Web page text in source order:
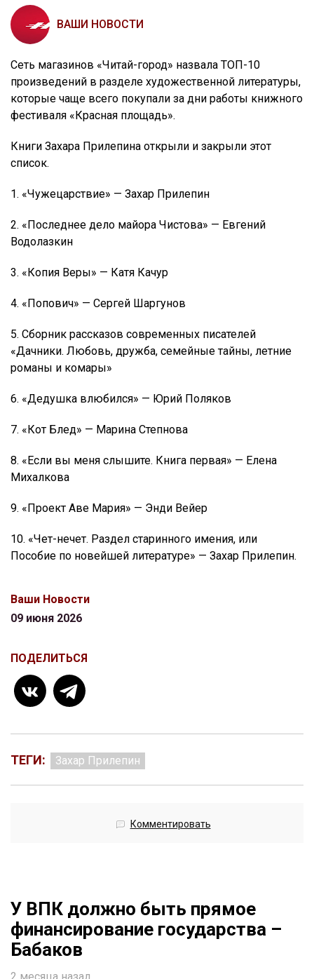
ВАШИ НОВОСТИ
Сеть магазинов «Читай-город» назвала ТОП-10
произведений в разделе художественной литературы,
которые чаще всего покупали за дни работы книжного
фестиваля «Красная площадь».
Книги Захара Прилепина открыли и закрыли этот
список.
1. «Чужецарствие» — Захар Прилепин
2. «Последнее дело майора Чистова» — Евгений
Водолазкин
3. «Копия Веры» — Катя Качур
4. «Попович» — Сергей Шаргунов
5. Сборник рассказов современных писателей
«Дачники. Любовь, дружба, семейные тайны, летние
романы и комары»
6. «Дедушка влюбился» — Юрий Поляков
7. «Кот Блед» — Марина Степнова
8. «Если вы меня слышите. Книга первая» — Елена
Михалкова
9. «Проект Аве Мария» — Энди Вейер
10. «Чет-нечет. Раздел старинного имения, или
Пособие по новейшей литературе» — Захар Прилепин.
Ваши Новости
09 июня 2026
ПОДЕЛИТЬСЯ
ТЕГИ: Захар Прилепин
Комментировать
У ВПК должно быть прямое
финансирование государства –
Бабаков